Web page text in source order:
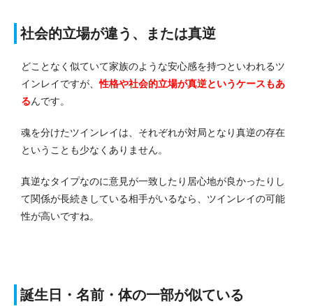
社会的立場が違う、または真逆
どことなく似ていて家族のような安心感を持つといわれるツ
インレイですが、性格や社会的立場が真逆というケースもあ
るんです。
魂を分けたツインレイは、それぞれが対局となり真逆の存在
ということも少なくありません。
真逆なタイプなのに意見が一致したり居心地が良かったりし
て関係が長続きしている相手がいるなら、ツインレイの可能
性が高いですね。
誕生日・名前・体の一部が似ている